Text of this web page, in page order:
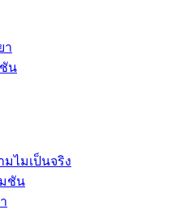
า
น
ไมเป็นจริง
ชัน